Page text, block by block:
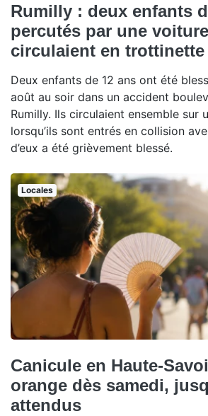
Rumilly : deux enfants
percutés par une
circulaient en trottinette
Deux enfants de 12 ans ont été
août au soir dans un accident
Rumilly. Ils circulaient ensemble sur
lorsqu’ils sont entrés en collision
d’eux a été grièvement blessé.
Locales
Canicule en Haute-
orange dès samedi,
attendus